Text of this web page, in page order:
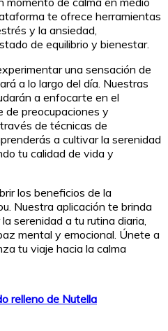
te ofrece herramientas
y la ansiedad,
de equilibrio y bienestar.
una sensación de
a lo largo del día. Nuestras
a enfocarte en el
de preocupaciones y
de técnicas de
a cultivar la serenidad
tu calidad de vida y
los beneficios de la
Nuestra aplicación te brinda
serenidad a tu rutina diaria,
mental y emocional. Únete a
tu viaje hacia la calma
relleno de Nutella